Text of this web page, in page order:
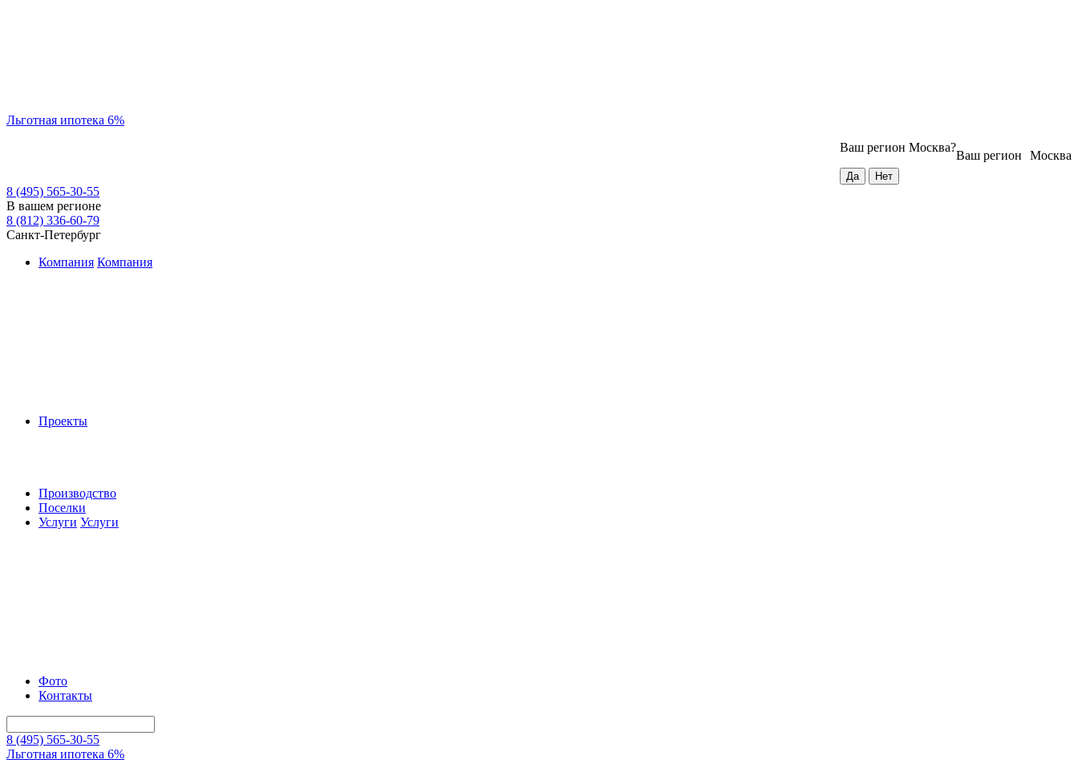
Льготная ипотека 6%
Москва
Ваш регион
Ваш регион Москва?
8 (495) 565-30-55
В вашем регионе
8 (812) 336-60-79
Санкт-Петербург
Компания Компания
Проекты
Производство
Поселки
Услуги Услуги
Фото
Контакты
8 (495) 565-30-55
Льготная ипотека 6%